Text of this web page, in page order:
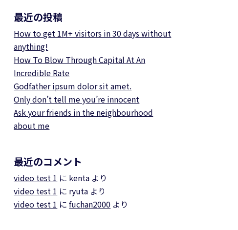
最近の投稿
How to get 1M+ visitors in 30 days without
anything!
How To Blow Through Capital At An
Incredible Rate
Godfather ipsum dolor sit amet.
Only don’t tell me you’re innocent
Ask your friends in the neighbourhood
about me
最近のコメント
video test 1 に kenta より
video test 1 に ryuta より
video test 1 にfuchan2000 より